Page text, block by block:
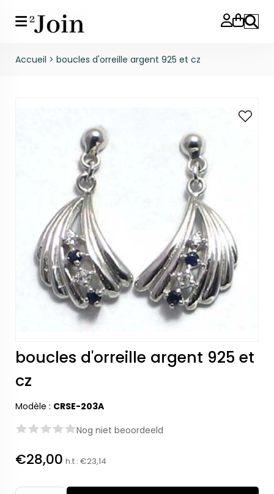
Accueil > boucles d'orreille argent 925 et cz
boucles d'orreille argent 925 et
cz
Modèle : CRSE-203A
Nog niet beoordeeld
€28,00 h.t : €23,14